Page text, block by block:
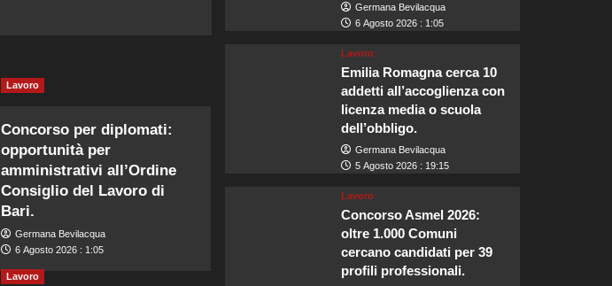
Lavoro
Concorso per diplomati:
opportunità per
amministrativi all’Ordine
Consiglio del Lavoro di
Bari.
Germana Bevilacqua
6 Agosto 2026 : 1:05
Lavoro
Germana Bevilacqua
6 Agosto 2026 : 1:05
Lavoro
Emilia Romagna cerca 10
addetti all’accoglienza con
licenza media o scuola
dell’obbligo.
Germana Bevilacqua
5 Agosto 2026 : 19:15
Lavoro
Concorso Asmel 2026:
oltre 1.000 Comuni
cercano candidati per 39
profili professionali.